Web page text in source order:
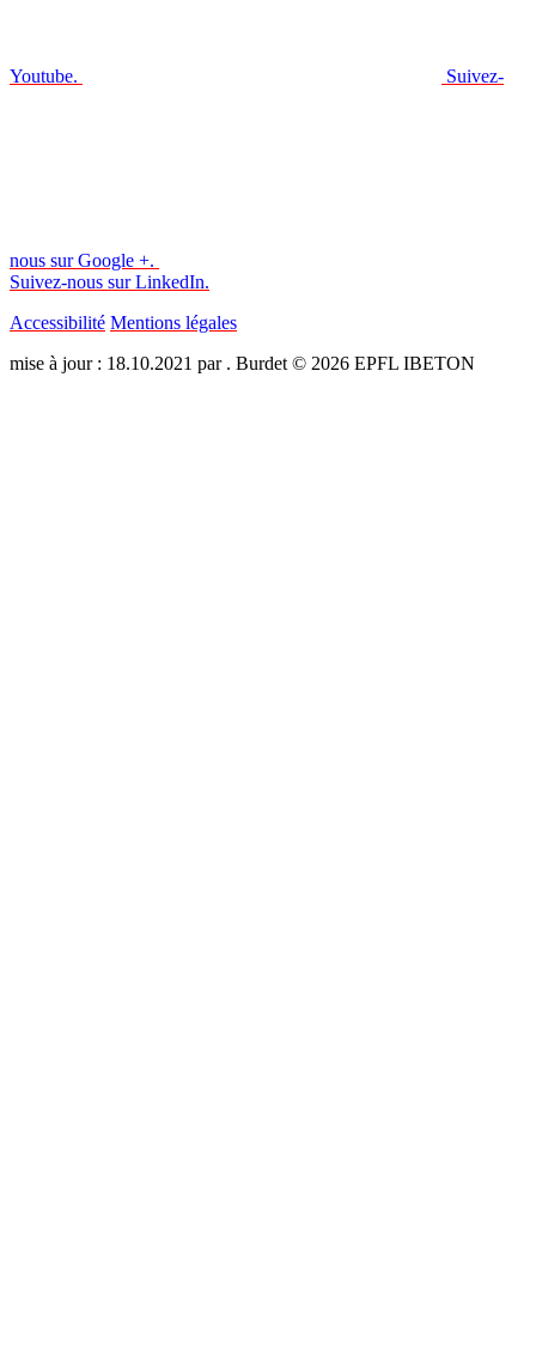
Youtube. Suivez-
nous sur Google +.
Suivez-nous sur LinkedIn.
Accessibilité Mentions légales
mise à jour : 18.10.2021 par . Burdet © 2026 EPFL IBETON